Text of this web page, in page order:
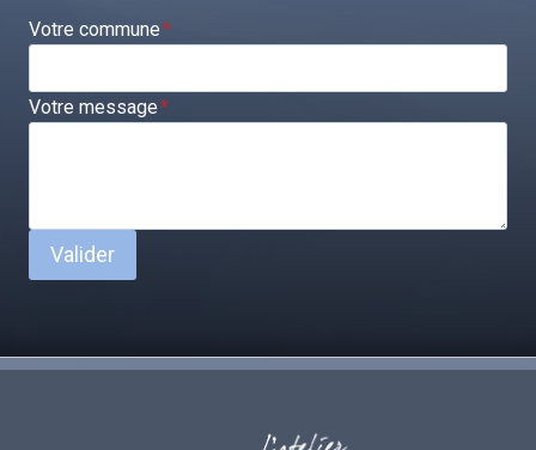
Votre commune*
Votre message*
Valider